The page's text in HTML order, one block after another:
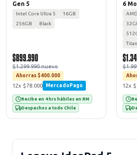
Gen 5
Intel Core Ultra 5
16GB
256GB
Black
$899.990
$1.299.990 nuevo
Ahorras $400.000
12x $78.000 MercadoPago
Recibe en 4 hrs hábiles en RM
Despachos a todo Chile
6
12x